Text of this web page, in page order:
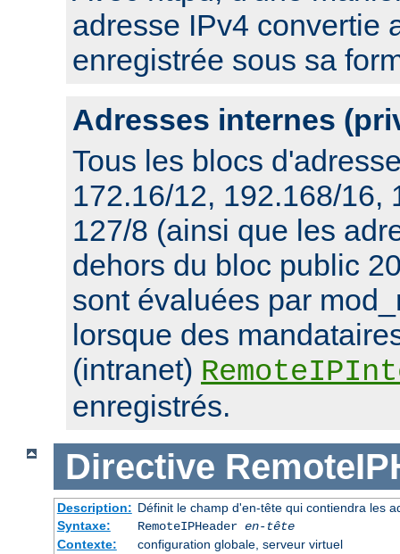
adresse IPv4 convertie
enregistrée sous sa
Adresses internes
Tous les blocs
172.16/12, 192.168/16,
127/8 (ainsi que les
dehors du bloc public
sont évaluées par
lorsque des
(intranet)
enregistrés.
Directive
Description: Définit le champ d'en-tête qui contiendra les
Syntaxe:
RemoteIPHeader en-tête
Contexte:
configuration globale, serveur virtuel